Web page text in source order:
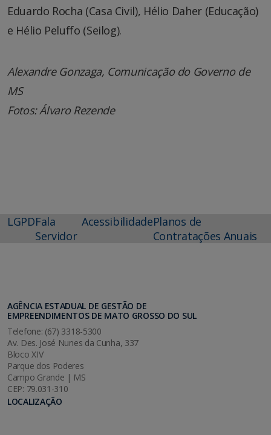
Eduardo Rocha (Casa Civil), Hélio Daher (Educação)
e Hélio Peluffo (Seilog).
Alexandre Gonzaga, Comunicação do Governo de
MS
Fotos: Álvaro Rezende
LGPDFala
Servidor
AcessibilidadePlanos de
Contratações Anuais
AGÊNCIA ESTADUAL DE GESTÃO DE
EMPREENDIMENTOS DE MATO GROSSO DO SUL
Telefone: (67) 3318-5300
Av. Des. José Nunes da Cunha, 337
Bloco XIV
Parque dos Poderes
Campo Grande | MS
CEP: 79.031-310
LOCALIZAÇÃO